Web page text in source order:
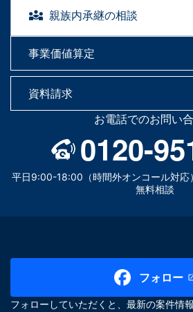
親族内承継の相談
事業価値算定
資料請求
お電話でのお問い
0120-
平日9:00-18:00（時間外オンコール対
無料相談
フォロー
フォローしていただくと、最新の案件情